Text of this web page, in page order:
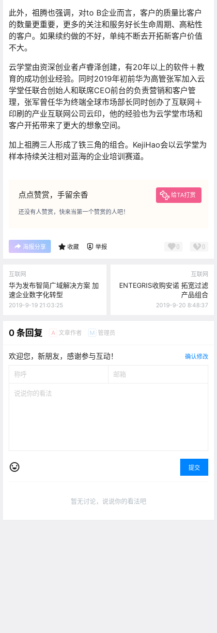
此外，祖腾也强调，对to B企业而言，客户的质量比客户
的数量更重要，更多的关注和服务好长生命周期、高粘性
的客户。如果续约做的不好，单纯不断去开拓新客户价值
不大。
云学堂由资深创业者卢睿泽创建，有20年以上的软件＋教
育的成功创业经验。同时2019年初前华为高管张军加入云
学堂任联合创始人和联席CEO前台的负责营销和客户管
理，张军曾任华为终端全球市场部长同时创办了互联网＋
印刷的产业互联网公司云印，他的经验也为云学堂市场和
客户开拓带来了更大的想象空间。
加上祖腾三人形成了铁三角的组合。KejiHao会以云学堂为
样本持续关注相对蓝海的企业培训赛道。
点点赞赏，手留余香 给TA打赏
还没有人赞赏，快来当第一个赞赏的人吧！
海报分享 收藏 举报 0 0
互联网
华为发布智简广域解决方案 加
速企业数字化转型
2019-9-19 21:03:25
互联网
ENTEGRIS收购安诺 拓宽过滤
产品组合
2019-9-20 8:48:37
0 条回复 A 文章作者 M 管理员
欢迎您，新朋友，感谢参与互动！ 确认修改
提交
暂无讨论，说说你的看法吧